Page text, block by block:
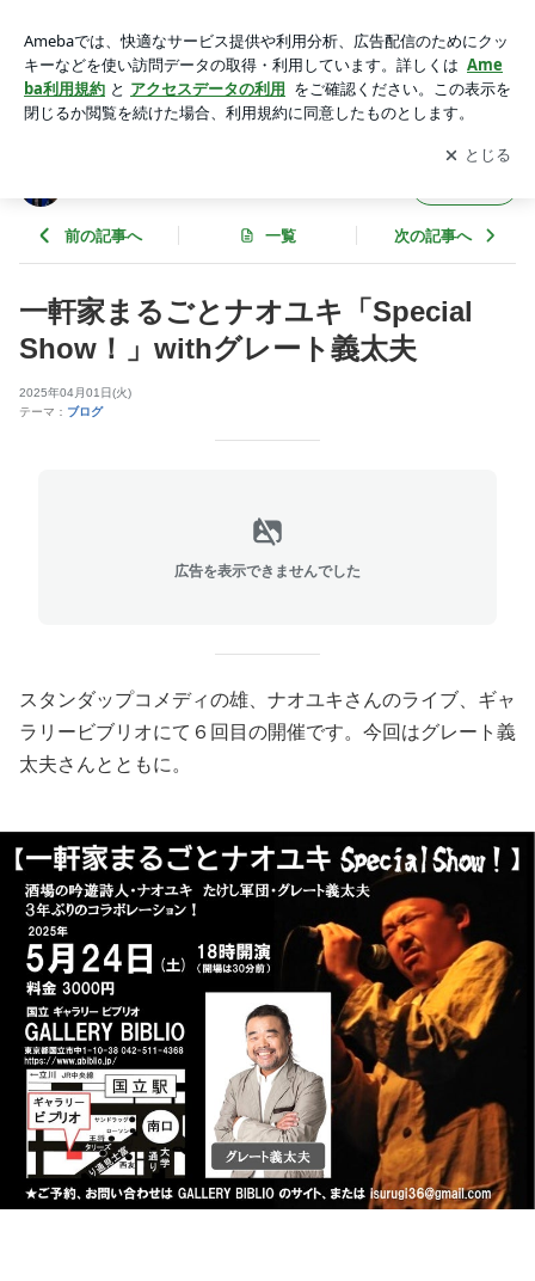
夫 | ギャラリービブリオ店番日記 ～蕃茄庵日録～
アプリをダウンロードして ブログの更新通知
を受け取りまし
ょう。
開く
前の記事へ 一覧 次の記事へ
一軒家まるごとナオユキ「Special
Show！」withグレート義太夫
2025年04月01日(火)
テーマ： ブログ
広告を表示できませんでした
スタンダップコメディの雄、ナオユキさんのライブ、ギャ
ラリービブリオにて６回目の開催です。今回はグレート義
太夫さんとともに。